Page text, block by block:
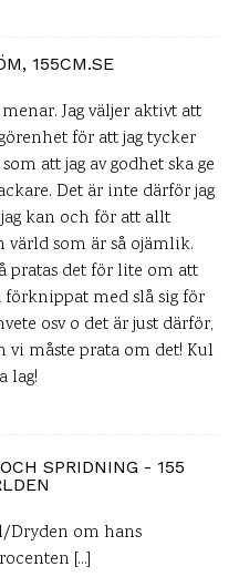
155CM.SE
Jag väljer aktivt att
för att jag tycker
att jag av godhet ska ge
Det är inte därför jag
jag kan och för att allt
värld som är så ojämlik.
pratas det för lite om att
förknippat med slå sig för
osv o det är just därför,
vi måste prata om det! Kul
lag!
SPRIDNING - 155
Dryden om hans
[…]